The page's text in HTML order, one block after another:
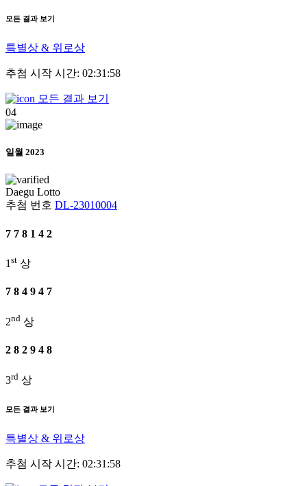
모든 결과 보기
특별상 & 위로상
추첨 시작 시간: 02:31:58
모든 결과 보기
04
일월 2023
Daegu Lotto
추첨 번호 DL-23010004
7 7 8 1 4 2
1 st 상
7 8 4 9 4 7
2nd 상
2 8 2 9 4 8
3rd 상
모든 결과 보기
특별상 & 위로상
추첨 시작 시간: 02:31:58